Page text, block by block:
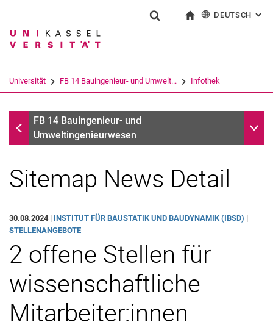
Springe direkt zu: Inhalt
Springe direkt zu: Suche
Springe direkt zu:
Suchbegriff
Suchen (öffnet externen Link in einem
DEUTSCH :
Universität FB 14 Bauingenieur- und Umwelt... Infothek
InfothekFB 14 Bauingenieur- und
Umweltingenieurwesen
Sitemap News Detail
30.08.2024 | INSTITUT FÜR BAUSTATIK UND BAUDYNAMIK (IBSD) |
STELLENANGEBOTE
2 offene Stellen für
wissenschaftliche
Mitarbeiter:innen